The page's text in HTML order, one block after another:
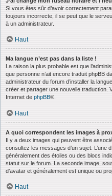
Si vous êtes sûr d’avoir correctement
toujours incorrecte, il se peut que le
à un administrateur.
Haut
Ma langue n’est pas dans la liste !
La raison la plus probable est que
que personne n’ait encore traduit phpBB
administrateur du forum d’installer la
créer et partager une nouvelle traduction.
Internet de phpBB®.
Haut
A quoi correspondent les images à
Il y a deux images qui peuvent être
consultez les messages d’un sujet. L’une
généralement des étoiles ou des blocs
statut sur le forum. La seconde image,
d’avatar et généralement est unique ou
Haut